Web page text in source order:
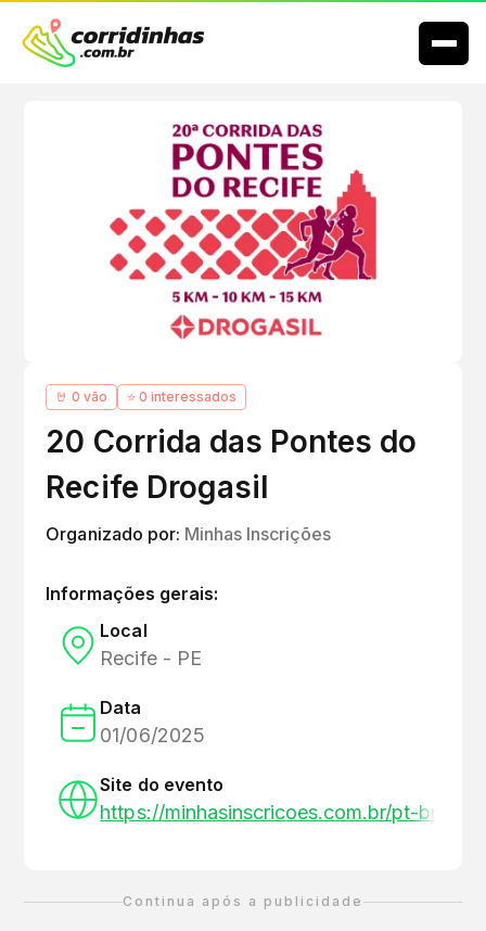
🤘 0 vão ⭐ 0 interessados
20 Corrida das Pontes do
Recife Drogasil
Organizado por: Minhas Inscrições
Informações gerais:
Local
Recife - PE
Data
01/06/2025
Site do evento
https://minhasinscricoes.com.br/pt-br/
Continua após a publicidade